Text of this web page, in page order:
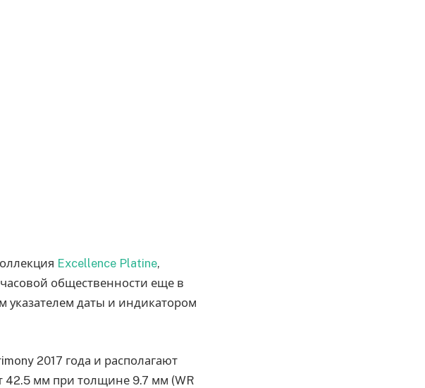
Excellence Platine,
общественности еще в
указателем даты и индикатором
2017 года и располагают
42.5 мм при толщине 9.7 мм (WR